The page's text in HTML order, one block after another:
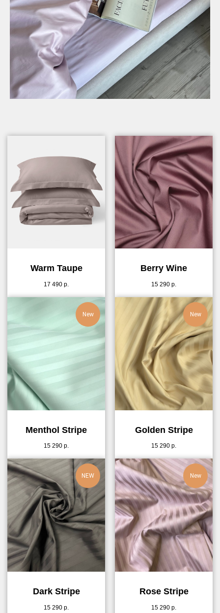
Warm Taupe
17 490 р.
Berry Wine
15 290 р.
New
Menthol Stripe
15 290 р.
New
Golden Stripe
15 290 р.
NEW
Dark Stripe
15 290 р.
New
Rose Stripe
15 290 р.